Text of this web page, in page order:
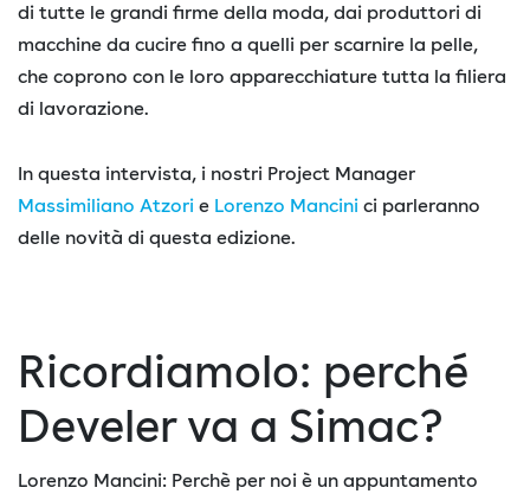
di tutte le grandi firme della moda, dai produttori di
macchine da cucire fino a quelli per scarnire la pelle,
che coprono con le loro apparecchiature tutta la filiera
di lavorazione.
In questa intervista, i nostri Project Manager
Massimiliano Atzori e Lorenzo Mancini ci parleranno
delle novità di questa edizione.
Ricordiamolo: perché
Develer va a Simac?
Lorenzo Mancini: Perchè per noi è un appuntamento